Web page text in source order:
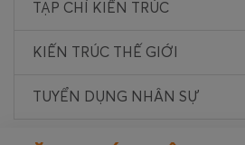
TẠP CHÍ KIẾN TRÚC
KIẾN TRÚC THẾ GIỚI
TUYỂN DỤNG NHÂN SỰ